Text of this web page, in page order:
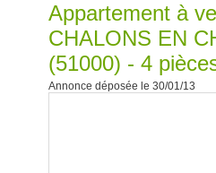
Appartement à
CHALONS EN
(51000) - 4
Annonce déposée le 30/01/13